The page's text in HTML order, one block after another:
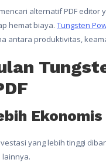
alternatif PDF editor
hemat biaya. Tungsten
antara produktivitas,
Ekonomis
yang lebih tinggi
lainnya.